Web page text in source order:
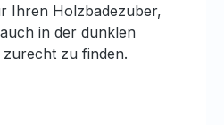
Ihren Holzbadezuber,
in der dunklen
zurecht zu finden.